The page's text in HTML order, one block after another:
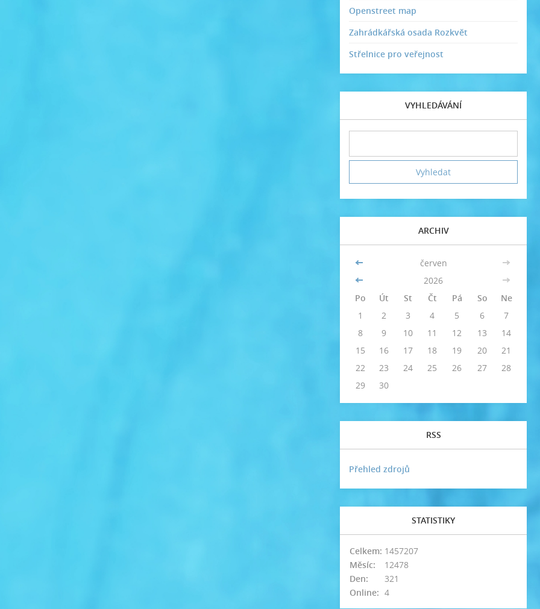
Openstreet map
Zahrádkářská osada Rozkvět
Střelnice pro veřejnost
VYHLEDÁVÁNÍ
ARCHIV
<< červen
>>
<<
2026
>>
Po
Út St Čt Pá So
Ne
1
2 3 4 5 6
7
8
9 10 11 12 13
14
15
16 17 18 19 20
21
22
23 24 25 26 27
28
29
30
RSS
Přehled zdrojů
STATISTIKY
Online: 4
Celkem: 1457207
Měsíc:
12478
Den:
321